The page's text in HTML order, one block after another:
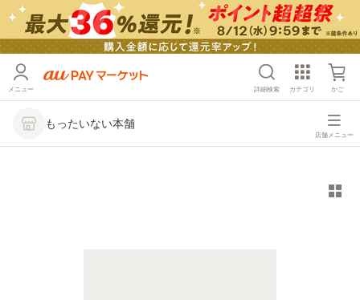
メニュー 詳細検索 カテゴリ かご
もったいない本舗
店舗メニュー